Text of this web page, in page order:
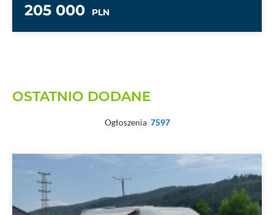
205 000 PLN
OSTATNIO DODANE
Ogłoszenia 7597